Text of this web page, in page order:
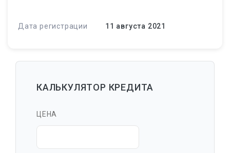
Дата регистрации 11 августа 2021
КАЛЬКУЛЯТОР КРЕДИТА
ЦЕНА